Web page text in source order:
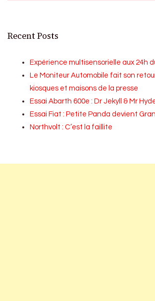
Recent Posts
Expérience multisensorielle aux 24h
Le Moniteur Automobile fait son
kiosques et maisons de la presse
Essai Abarth 600e : Dr Jekyll & Mr
Essai Fiat : Petite Panda devient
Northvolt : C’est la faillite